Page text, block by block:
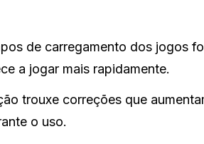
de carregamento dos jogos
a jogar mais rapidamente.
trouxe correções que
o uso.